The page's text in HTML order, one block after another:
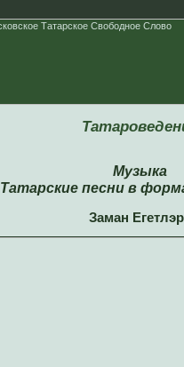
Музыка
Татарские песни в
Заман